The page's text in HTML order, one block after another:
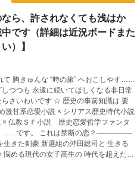
ら、許されなくても浅はか
です（詳細は近況ボードまた
）】
胸きゅんな “時の旅” へおこしやす……
つつも 永遠に続いてほしくなる非日常
☆ 歴史の事前知識は 要
× 仏教ＳＦ小説 歴史恋愛哲学ファンタ
禁断の恋？―――――
悩める現代の女子高生の 時代を超えた